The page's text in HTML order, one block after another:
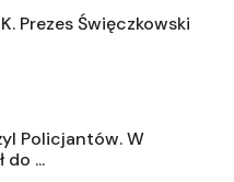
Prezes Święczkowski
Policjantów. W
do ...